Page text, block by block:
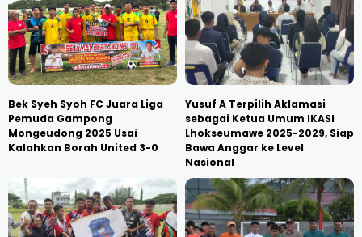
Bek Syeh Syoh FC Juara Liga
Pemuda Gampong
Mongeudong 2025 Usai
Kalahkan Borah United 3-0
Yusuf A Terpilih Aklamasi
sebagai Ketua Umum IKASI
Lhokseumawe 2025-2029, Siap
Bawa Anggar ke Level
Nasional